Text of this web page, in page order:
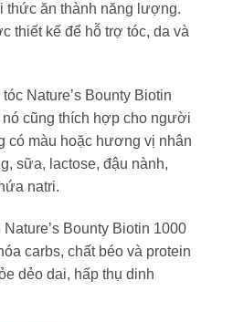
thức ăn thành năng lượng.
thiết kế để hỗ trợ tóc, da và
Nature’s Bounty Biotin
cũng thích hợp cho người
có màu hoặc hương vị nhân
sữa, lactose, đậu nành,
natri.
Bounty Biotin 1000
carbs, chất béo và protein
dẻo dai, hấp thụ dinh